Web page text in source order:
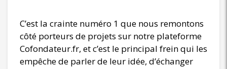
C’est la crainte numéro 1 que nous remontons
côté porteurs de projets sur notre plateforme
Cofondateur.fr, et c’est le principal frein qui les
empêche de parler de leur idée, d’échanger